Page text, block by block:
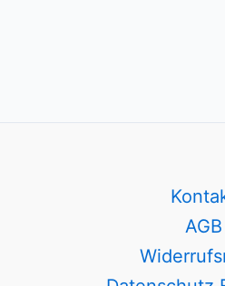
AGB